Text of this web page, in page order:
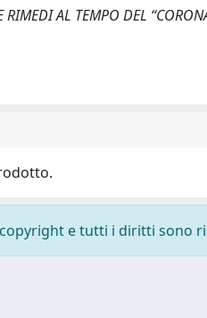
AL TEMPO DEL
e tutti i diritti sono